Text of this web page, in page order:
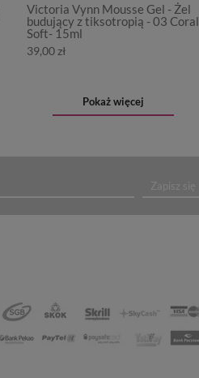
Victoria Vynn Mousse Gel - Żel
budujący z tiksotropią - 03 Coral
Soft- 15ml
39,00 zł
Pokaż więcej
Zapisz się